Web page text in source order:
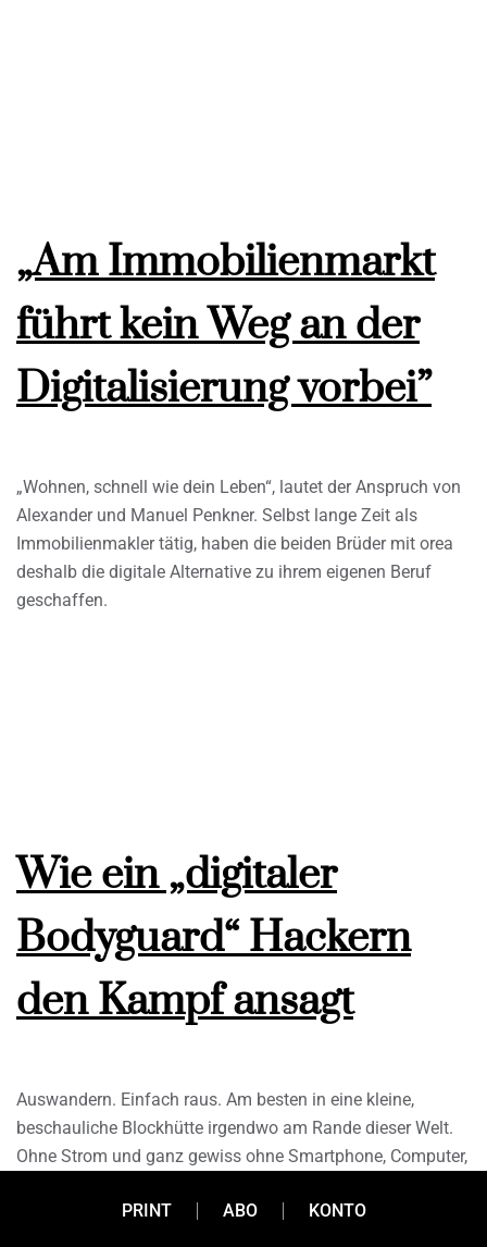
„Am Immobilienmarkt
führt kein Weg an der
Digitalisierung vorbei”
„Wohnen, schnell wie dein Leben“, lautet der Anspruch von
Alexander und Manuel Penkner. Selbst lange Zeit als
Immobilienmakler tätig, haben die beiden Brüder mit orea
deshalb die digitale Alternative zu ihrem eigenen Beruf
geschaffen.
Wie ein „digitaler
Bodyguard“ Hackern
den Kampf ansagt
Auswandern. Einfach raus. Am besten in eine kleine,
beschauliche Blockhütte irgendwo am Rande dieser Welt.
Ohne Strom und ganz gewiss ohne Smartphone, Computer,
Dieses Verlangen kann ein Gespräch mit Jürgen Weiss
PRINT ABO KONTO